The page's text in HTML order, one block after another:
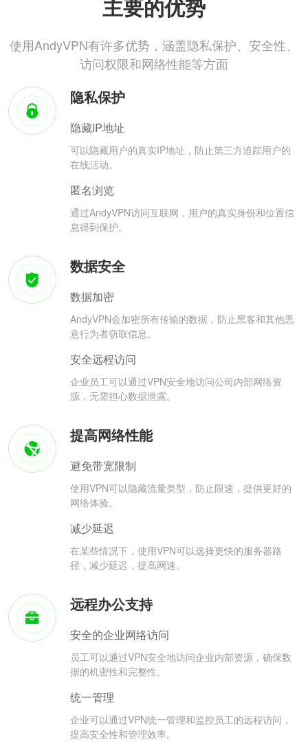
主要的优势
使用AndyVPN有许多优势，涵盖隐私保护、安全性、
访问权限和网络性能等方面
隐私保护
隐藏IP地址
可以隐藏用户的真实IP地址，防止第三方追踪用户的
在线活动。
匿名浏览
通过AndyVPN访问互联网，用户的真实身份和位置信
息得到保护。
数据安全
数据加密
AndyVPN会加密所有传输的数据，防止黑客和其他恶
意行为者窃取信息。
安全远程访问
企业员工可以通过VPN安全地访问公司内部网络资
源，无需担心数据泄露。
提高网络性能
避免带宽限制
使用VPN可以隐藏流量类型，防止限速，提供更好的
网络体验。
减少延迟
在某些情况下，使用VPN可以选择更快的服务器路
径，减少延迟，提高网速。
远程办公支持
安全的企业网络访问
员工可以通过VPN安全地访问企业内部资源，确保数
据的机密性和完整性。
统一管理
企业可以通过VPN统一管理和监控员工的远程访问，
提高安全性和管理效率。